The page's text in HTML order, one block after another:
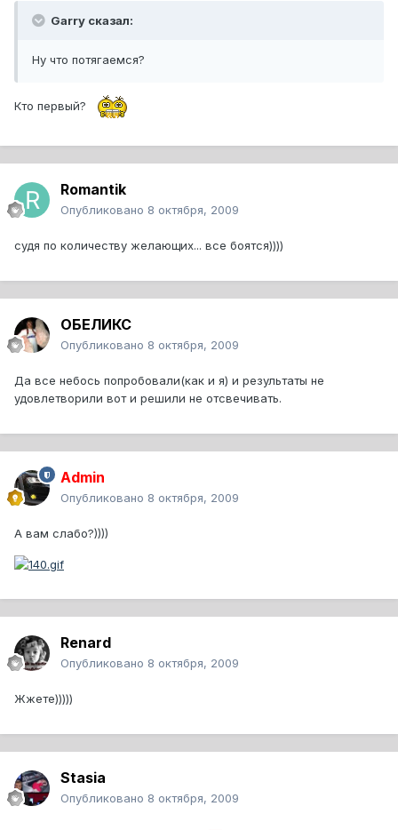
Garry сказал:
Ну что потягаемся?
Кто первый?
Romantik
Опубликовано 8 октября, 2009
судя по количеству желающих... все боятся))))
ОБЕЛИКС
Опубликовано 8 октября, 2009
Да все небось попробовали(как и я) и результаты не
удовлетворили вот и решили не отсвечивать.
Admin
Опубликовано 8 октября, 2009
А вам слабо?))))
Renard
Опубликовано 8 октября, 2009
Жжете)))))
Stasia
Опубликовано 8 октября, 2009